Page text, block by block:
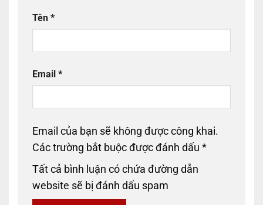
Tên *
Email *
Email của bạn sẽ không được công khai.
Các trường bắt buộc được đánh dấu *
Tất cả bình luận có chứa đường dẫn
website sẽ bị đánh dấu spam